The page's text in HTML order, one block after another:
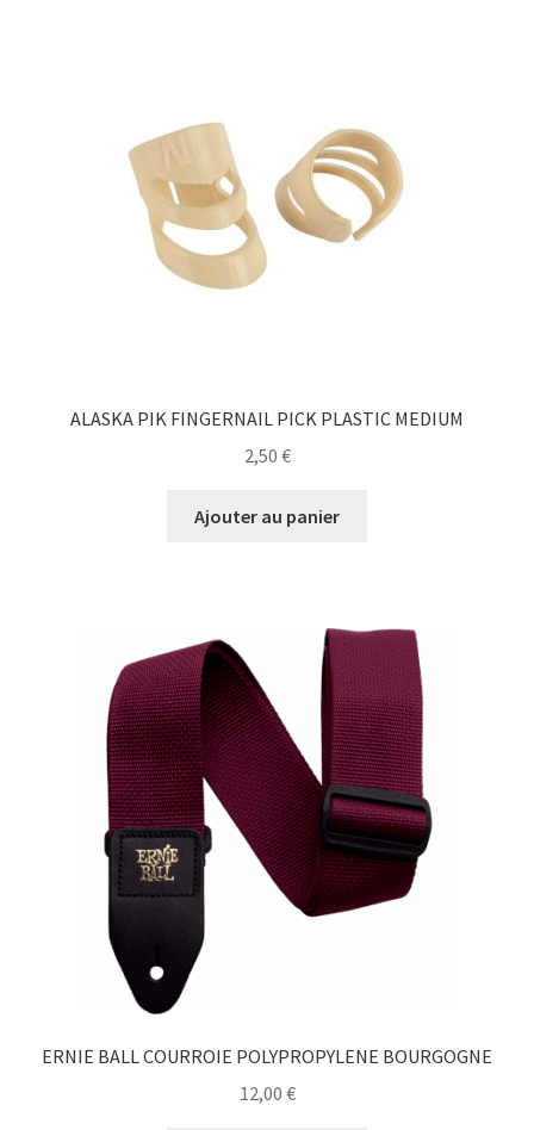
ALASKA PIK FINGERNAIL PICK PLASTIC MEDIUM
2,50 €
Ajouter au panier
ERNIE BALL COURROIE POLYPROPYLENE BOURGOGNE
12,00 €